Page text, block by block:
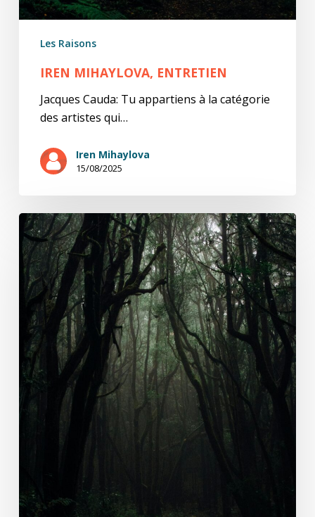
Les Raisons
IREN MIHAYLOVA, ENTRETIEN
Jacques Cauda: Tu appartiens à la catégorie
des artistes qui…
Iren Mihaylova
15/08/2025
Ta
Lumière